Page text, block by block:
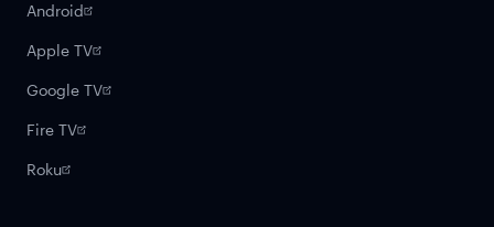
Android
Apple TV
Google TV
Fire TV
Roku